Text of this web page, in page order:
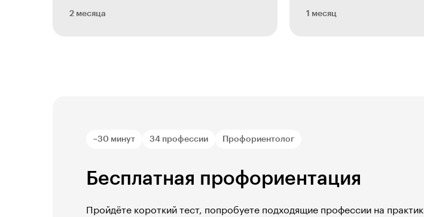
2 месяца 1 месяц
~30 минут 34 профессии Профориентолог
Бесплатная профориентация
Пройдёте короткий тест, попробуете подходящие профессии на